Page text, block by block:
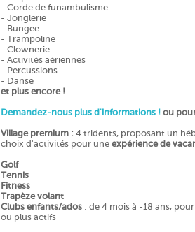
- Corde de funambulisme
- Jonglerie
- Bungee
- Trampoline
- Clownerie
- Activités aériennes
- Percussions
- Danse
et plus encore !
Demandez-nous plus d'informations ! ou
Village premium : 4 tridents, proposant un
choix d'activités pour une expérience de
Golf
Tennis
Fitness
Trapèze volant
Clubs enfants/ados : de 4 mois à -18 ans,
ou plus actifs